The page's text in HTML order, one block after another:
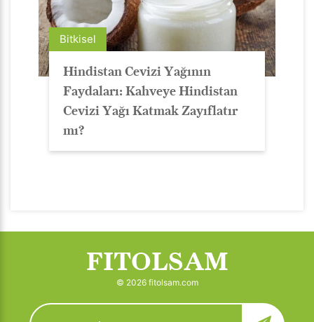
Bitkisel
Hindistan Cevizi Yağının
Faydaları: Kahveye Hindistan
Cevizi Yağı Katmak Zayıflatır
mı?
FITOLSAM
© 2026 fitolsam.com